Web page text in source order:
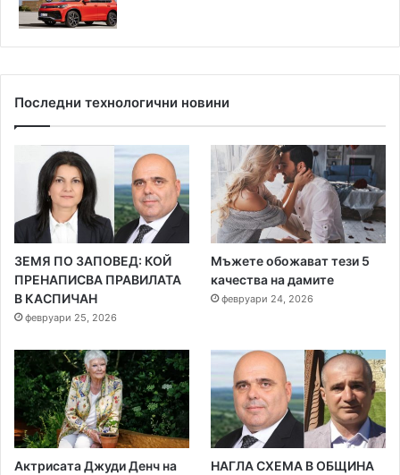
Последни технологични новини
ЗЕМЯ ПО ЗАПОВЕД: КОЙ
ПРЕНАПИСВА ПРАВИЛАТА
В КАСПИЧАН
февруари 25, 2026
Мъжете обожават тези 5
качества на дамите
февруари 24, 2026
Актрисата Джуди Денч на
НАГЛА СХЕМА В ОБЩИНА